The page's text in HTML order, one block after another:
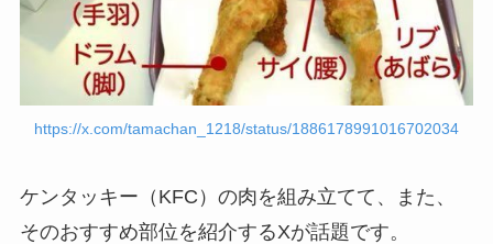
https://x.com/tamachan_1218/status/1886178991016702034
ケンタッキー（KFC）の肉を組み立てて、また、
そのおすすめ部位を紹介するXが話題です。